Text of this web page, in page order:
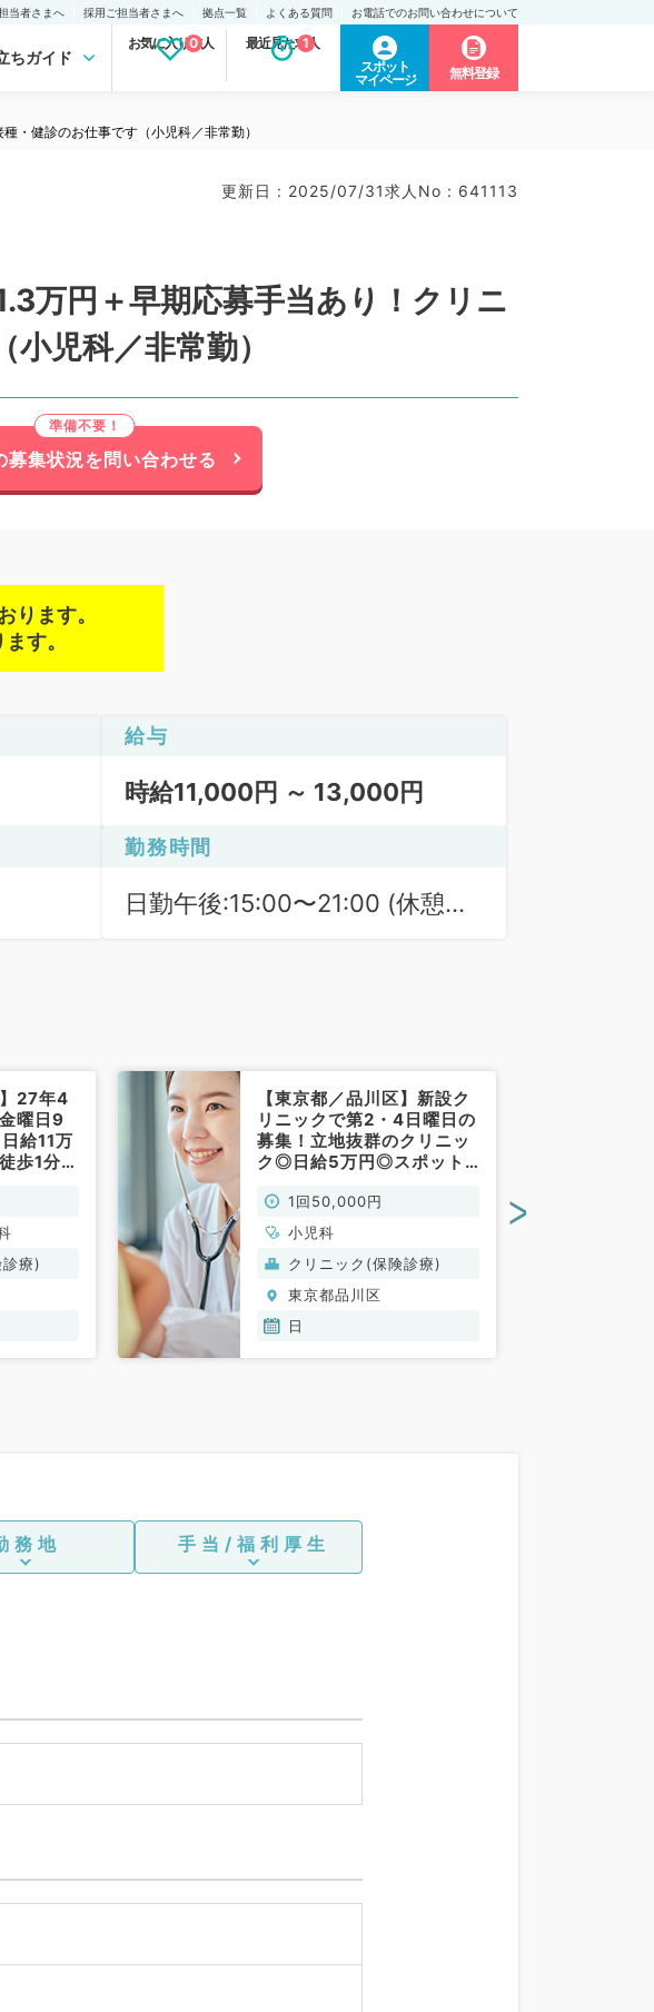
当者さまへ 採用ご担当者さまへ 拠点一覧 よくある質問 お電話でのお問い合わせについて
ちガイド
お気に入り求人
0 最近見た求人
1
スポット
マイページ
無料登録
・健診のお仕事です（小児科／非常勤）
更新日 : 2025/07/31求人No : 641113
万円＋早期応募手当あり！クリニ
児科／非常勤）
募集状況を問い合わせる
ります。
す。
給与
時給11,000円 ～ 13,000円
勤務時間
日勤午後:15:00〜21:00 (休憩時
】27年4
曜日9
給11万
歩1分の
療)
【東京都／品川区】新設ク
リニックで第2・4日曜日の
募集！立地抜群のクリニッ
ク◎日給5万円◎スポット
（小児科／非常勤）
1回50,000円
小児科
クリニック(保険診療)
東京都品川区
日
>
務地 手当/福利厚生